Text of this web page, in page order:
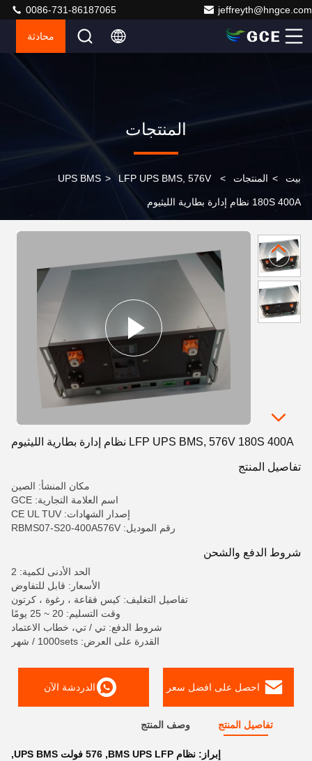
jeffreyth@hngce.com
0086-731-86187065
محادثة
المنتجات
بيت > المنتجات >
UPS BMS > LFP UPS BMS, 576V
180S 400A نظام إدارة بطارية الليثيوم
LFP UPS BMS, 576V 180S 400A نظام إدارة بطارية الليثيوم
تفاصيل المنتج
مكان المنشأ: الصين
اسم العلامة التجارية: GCE
إصدار الشهادات: CE UL TUV
رقم الموديل: RBMS07-S20-400A576V
شروط الدفع والشحن
الحد الأدنى لكمية: 2
الأسعار: قابل للتفاوض
تفاصيل التغليف: كيس فقاعة ، رغوة ، كرتون
وقت التسليم: 20 ~ 25 يومًا
شروط الدفع: تي / تي، خطاب الاعتماد
القدرة على العرض: 1000sets / شهر
احصل على افضل سعر الدردشة الآن
تفاصيل المنتج وصف المنتج
إبراز: نظام BMS UPS LFP , 576 فولت UPS BMS
,